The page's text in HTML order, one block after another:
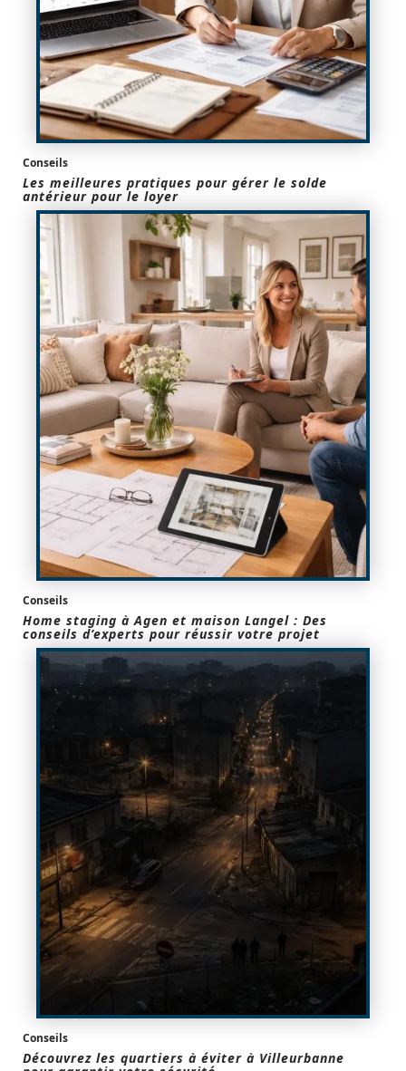
Conseils
Les meilleures pratiques pour gérer le solde
antérieur pour le loyer
Conseils
Home staging à Agen et maison Langel : Des
conseils d’experts pour réussir votre projet
Conseils
Découvrez les quartiers à éviter à Villeurbanne